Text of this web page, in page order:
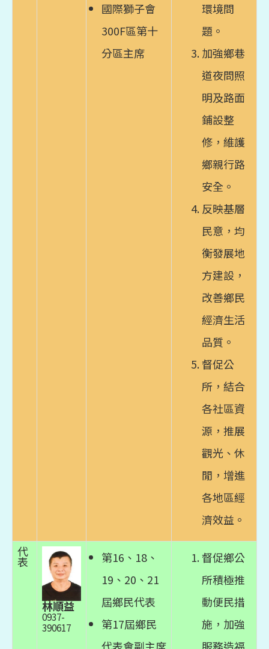
國際獅子會
300F區第十
分區主席
環境問
題。
加強鄉巷
道夜問照
明及路面
鋪設整
修，維護
鄉親行路
安全。
反映基層
民意，均
衡發展地
方建設，
改善鄉民
經濟生活
品質。
督促公
所，結合
各社區資
源，推展
觀光、休
閒，增進
各地區經
濟效益。
代
表
林順益
0937-
390617
第16、18、
19、20、21
屆鄉民代表
第17屆鄉民
督促鄉公
所積極推
動便民措
施，加強